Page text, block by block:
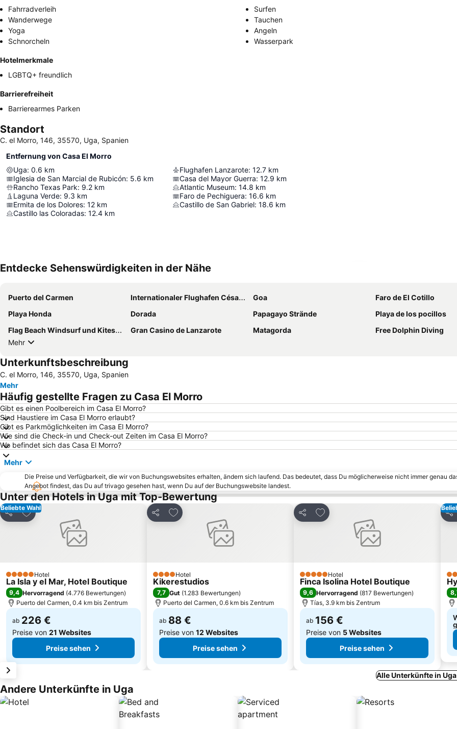
Fahrradverleih
Surfen
Wanderwege
Tauchen
Yoga
Angeln
Schnorcheln
Wasserpark
Hotelmerkmale
LGBTQ+ freundlich
Barrierefreiheit
Barrierearmes Parken
Standort
C. el Morro, 146, 35570, Uga, Spanien
Entfernung von Casa El Morro
Uga: 0.6 km
Iglesia de San Marcial de Rubicón: 5.6 km
Rancho Texas Park: 9.2 km
Laguna Verde: 9.3 km
Ermita de los Dolores: 12 km
Castillo las Coloradas: 12.4 km
Flughafen Lanzarote: 12.7 km
Casa del Mayor Guerra: 12.9 km
Atlantic Museum: 14.8 km
Faro de Pechiguera: 16.6 km
Castillo de San Gabriel: 18.6 km
Entdecke Sehenswürdigkeiten in der Nähe
Puerto del Carmen Internationaler Flughafen César Manrique-Lanzarote Goa
Faro de El Cotillo
Playa Honda
Dorada Papagayo Strände
Playa de los pocillos
Flag Beach Windsurf und Kitesurf Centrum
Gran Casino de Lanzarote Matagorda
Free Dolphin Diving
Mehr
Unterkunftsbeschreibung
C. el Morro, 146, 35570, Uga, Spanien
Mehr
Häufig gestellte Fragen zu Casa El Morro
Gibt es einen Poolbereich im Casa El Morro?
Sind Haustiere im Casa El Morro erlaubt?
Gibt es Parkmöglichkeiten im Casa El Morro?
Wie sind die Check-in und Check-out Zeiten im Casa El Morro?
Wo befindet sich das Casa El Morro?
Mehr
Die Preise und Verfügbarkeit, die wir von Buchungswebsites erhalten, ändern sich laufend. Das bedeutet, dass Du möglicherweise nicht immer genau
Angebot findest, das Du auf trivago gesehen hast, wenn Du auf der Buchungswebsite landest.
Unter den Hotels in Uga mit Top-Bewertung
Beliebte Wahl
Teilen
Zu Favoriten hinzufügen
5 SterneHotel
La Isla y el Mar, Hotel Boutique
9,4 Hervorragend (4.776 Bewertungen)
Puerto del Carmen, 0.4 km bis Zentrum
ab 226 €
Preise von 21 Websites
Preise sehen
Teilen
Zu Favoriten hinzufügen
4 SterneHotel
Kikerestudios
7,7 Gut (1.283 Bewertungen)
Puerto del Carmen, 0.6 km bis Zentrum
ab 88 €
Preise von 12 Websites
Preise sehen
Teilen
Zu Favoriten hinzufügen
5 SterneHotel
Finca Isolina Hotel Boutique
9,6 Hervorragend (817 Bewertungen)
Tías, 3.9 km bis Zentrum
ab 156 €
Preise von 5 Websites
Preise sehen
4
Alle Unterkünfte in
Andere Unterkünfte in Uga